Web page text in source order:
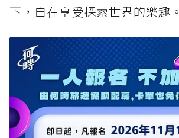
下，自在享受探索世界的樂趣。